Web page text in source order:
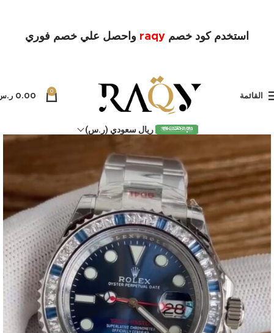
استخدم كود خصم raqy واحصل علي خصم فوري
القائمة
0
0.00
ريال سعودي (ر.س)